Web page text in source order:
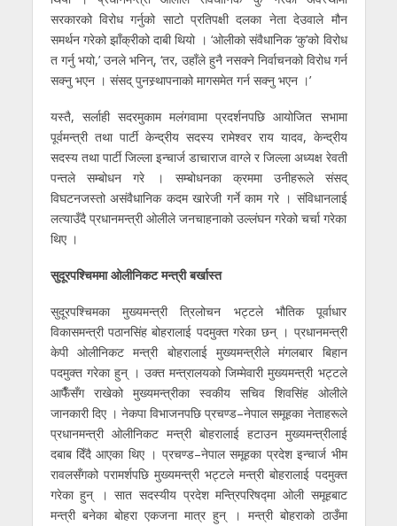
सरकारको विरोध गर्नुको साटो प्रतिपक्षी दलका नेता देउवाले मौन
समर्थन गरेको झाँक्रीको दाबी थियो । ‘ओलीको संवैधानिक ‘कु’को विरोध
त गर्नु भयो,’ उनले भनिन्, ‘तर, उहाँले हुनै नसक्ने निर्वाचनको विरोध गर्न
सक्नु भएन । संसद् पुनस्र्थापनाको मागसमेत गर्न सक्नु भएन ।’
यस्तै, सर्लाही सदरमुकाम मलंगवामा प्रदर्शनपछि आयोजित सभामा
पूर्वमन्त्री तथा पार्टी केन्द्रीय सदस्य रामेश्वर राय यादव, केन्द्रीय
सदस्य तथा पार्टी जिल्ला इन्चार्ज डाचाराज वाग्ले र जिल्ला अध्यक्ष रेवती
पन्तले सम्बोधन गरे । सम्बोधनका क्रममा उनीहरूले संसद्
विघटनजस्तो असंवैधानिक कदम खारेजी गर्ने काम गरे । संविधानलाई
लत्याउँदै प्रधानमन्त्री ओलीले जनचाहनाको उल्लंघन गरेको चर्चा गरेका
थिए ।
सुदूरपश्चिममा ओलीनिकट मन्त्री बर्खास्त
सुदूरपश्चिमका मुख्यमन्त्री त्रिलोचन भट्टले भौतिक पूर्वाधार
विकासमन्त्री पठानसिंह बोहरालाई पदमुक्त गरेका छन् । प्रधानमन्त्री
केपी ओलीनिकट मन्त्री बोहरालाई मुख्यमन्त्रीले मंगलबार बिहान
पदमुक्त गरेका हुन् । उक्त मन्त्रालयको जिम्मेवारी मुख्यमन्त्री भट्टले
आफैँसँग राखेको मुख्यमन्त्रीका स्वकीय सचिव शिवसिंह ओलीले
जानकारी दिए । नेकपा विभाजनपछि प्रचण्ड–नेपाल समूहका नेताहरूले
प्रधानमन्त्री ओलीनिकट मन्त्री बोहरालाई हटाउन मुख्यमन्त्रीलाई
दबाब दिँदै आएका थिए । प्रचण्ड–नेपाल समूहका प्रदेश इन्चार्ज भीम
रावलसँगको परामर्शपछि मुख्यमन्त्री भट्टले मन्त्री बोहरालाई पदमुक्त
गरेका हुन् । सात सदस्यीय प्रदेश मन्त्रिपरिषद्मा ओली समूहबाट
मन्त्री बनेका बोहरा एकजना मात्र हुन् । मन्त्री बोहराको ठाउँमा